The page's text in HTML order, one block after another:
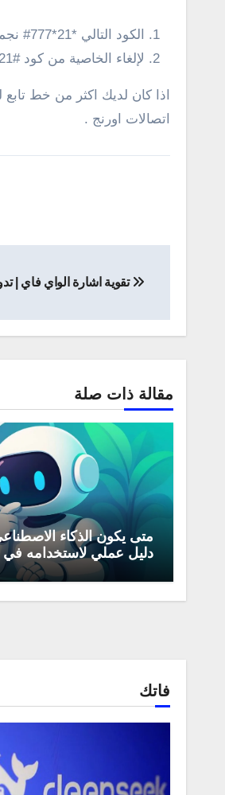
الكود التالي *21*777# نجمة ٢١ نجمة ٧٧٧ شباك للتشغيل .
لإلغاء الخاصية من كود #21# لإيقاف الخاصية لكي يصبح الهاتف متاح
اذا كان لديك اكثر من خط
اتصالات اورنج .
المقالات
تقوية اشارة الواي فاي |
مقالة ذات صلة
متى يكون الذكاء
دليل عملي لاستخدامه في
فاتك